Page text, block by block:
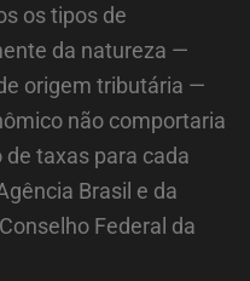
os tipos de
da natureza —
origem tributária —
não comportaria
taxas para cada
Brasil e da
Federal da